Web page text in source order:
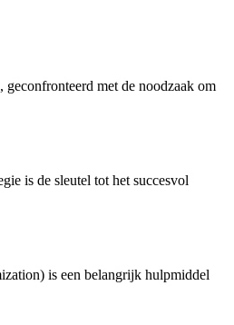
met de noodzaak om
is de sleutel tot het succesvol
is een belangrijk hulpmiddel